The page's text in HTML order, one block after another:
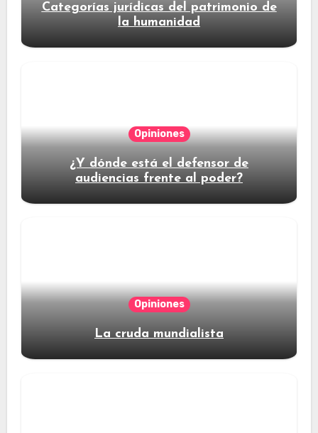
Categorías jurídicas del patrimonio de
la humanidad
Opiniones
¿Y dónde está el defensor de
audiencias frente al poder?
Opiniones
La cruda mundialista